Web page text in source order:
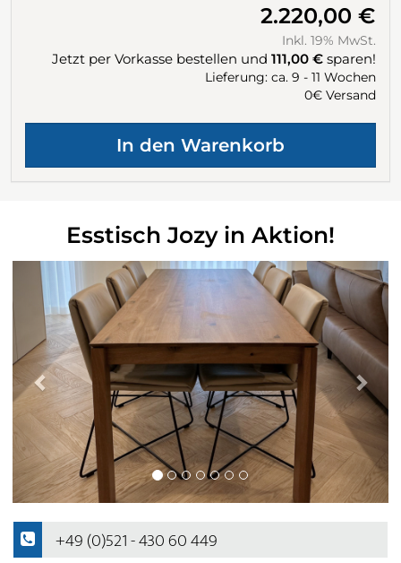
2.220,00 €
Inkl. 19% MwSt.
Jetzt per Vorkasse bestellen und 111,00 € sparen!
Lieferung: ca. 9 - 11 Wochen
0€ Versand
Esstisch Jozy in Aktion!
+49 (0)521 - 430 60 449